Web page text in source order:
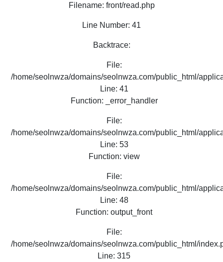
Filename: front/read.php
Line Number: 41
Backtrace:
File:
/home/seolnwza/domains/seolnwza.com/public_html/
Line: 41
Function: _error_handler
File:
/home/seolnwza/domains/seolnwza.com/public_html/
Line: 53
Function: view
File:
/home/seolnwza/domains/seolnwza.com/public_html/
Line: 48
Function: output_front
File:
/home/seolnwza/domains/seolnwza.com/public_html/
Line: 315